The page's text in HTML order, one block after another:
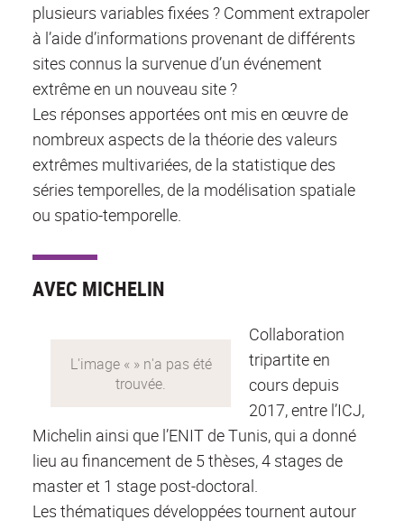
plusieurs variables fixées ? Comment extrapoler
à l’aide d’informations provenant de différents
sites connus la survenue d’un événement
extrême en un nouveau site ?
Les réponses apportées ont mis en œuvre de
nombreux aspects de la théorie des valeurs
extrêmes multivariées, de la statistique des
séries temporelles, de la modélisation spatiale
ou spatio-temporelle.
AVEC MICHELIN
Collaboration
tripartite en
cours depuis
2017, entre l’ICJ,
Michelin ainsi que l’ENIT de Tunis, qui a donné
lieu au financement de 5 thèses, 4 stages de
master et 1 stage post-doctoral.
Les thématiques développées tournent autour